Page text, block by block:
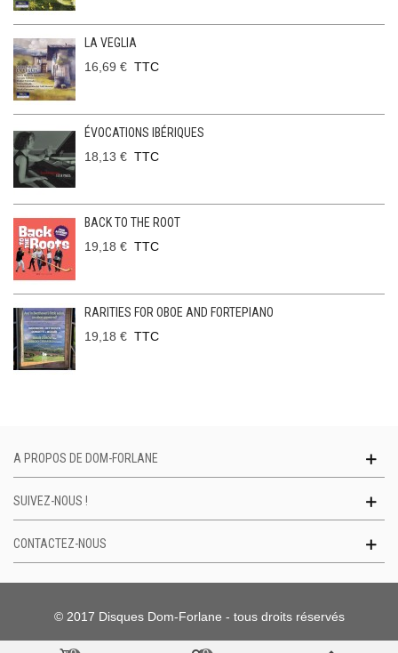
LA VEGLIA
16,69 € TTC
ÉVOCATIONS IBÉRIQUES
18,13 € TTC
BACK TO THE ROOT
19,18 € TTC
RARITIES FOR OBOE AND FORTEPIANO
19,18 € TTC
A PROPOS DE DOM-FORLANE
SUIVEZ-NOUS !
CONTACTEZ-NOUS
© 2017 Disques Dom-Forlane - tous droits réservés